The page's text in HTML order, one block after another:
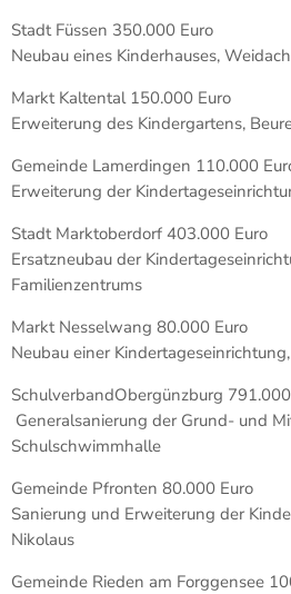
Stadt Füssen 350.000 Euro
Neubau eines Kinderhauses,
Markt Kaltental 150.000 Euro
Erweiterung des Kindergartens,
Gemeinde Lamerdingen 110.000
Erweiterung der
Stadt Marktoberdorf 403.000 Euro
Ersatzneubau der
Familienzentrums
Markt Nesselwang 80.000 Euro
Neubau einer
SchulverbandObergünzburg
Generalsanierung der Grund- und
Schulschwimmhalle
Gemeinde Pfronten 80.000 Euro
Sanierung und Erweiterung der
Nikolaus
Gemeinde Rieden am Forggensee